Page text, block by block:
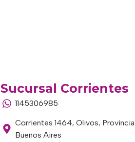
Sucursal Corrientes
1145306985
Corrientes 1464, Olivos,
Buenos Aires